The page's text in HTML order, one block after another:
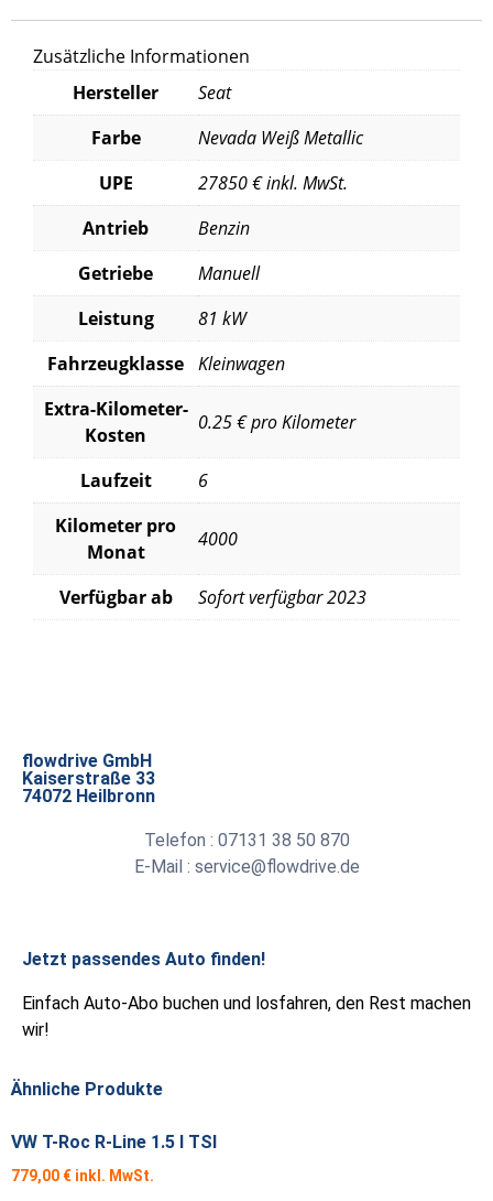
Zusätzliche Informationen
Hersteller
Seat
Farbe
Nevada Weiß Metallic
UPE
27850 € inkl. MwSt.
Antrieb
Benzin
Getriebe
Manuell
Leistung
81 kW
Fahrzeugklasse Kleinwagen
Extra-Kilometer-
Kosten
0.25 € pro Kilometer
Laufzeit
6
Kilometer pro
Monat
4000
Verfügbar ab Sofort verfügbar 2023
flowdrive GmbH
Kaiserstraße 33
74072 Heilbronn
Telefon : 07131 38 50 870
E-Mail : service@flowdrive.de
Jetzt passendes Auto finden!
Einfach Auto-Abo buchen und losfahren, den Rest machen
wir!
Ähnliche Produkte
VW T-Roc R-Line 1.5 l TSI
779,00 €